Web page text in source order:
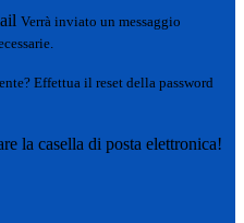
Verrà inviato un messaggio
Effettua il reset della password
la casella di posta elettronica!